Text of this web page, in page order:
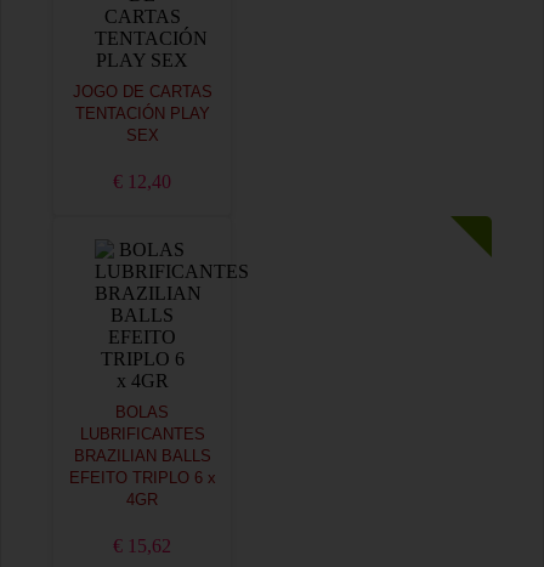
JOGO DE CARTAS
TENTACIÓN PLAY
SEX
€ 12,40
BOLAS
LUBRIFICANTES
BRAZILIAN BALLS
EFEITO TRIPLO 6 x
4GR
€ 15,62